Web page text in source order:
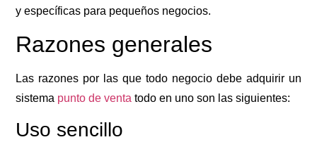
y específicas para pequeños negocios.
Razones generales
Las razones por las que todo negocio debe adquirir un
sistema punto de venta todo en uno son las siguientes:
Uso sencillo